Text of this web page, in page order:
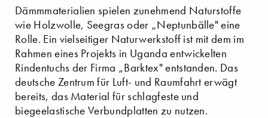
Dämmmaterialien spielen zunehmend Naturstoffe
wie Holzwolle, Seegras oder „Neptunbälle" eine
Rolle. Ein vielseitiger Naturwerkstoff ist mit dem im
Rahmen eines Projekts in Uganda entwickelten
Rindentuchs der Firma „Barktex" entstanden. Das
deutsche Zentrum für Luft- und Raumfahrt erwägt
bereits, das Material für schlagfeste und
biegeelastische Verbundplatten zu nutzen.